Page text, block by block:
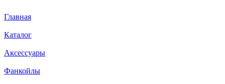
Главная
Каталог
Аксессуары
Фанкойлы